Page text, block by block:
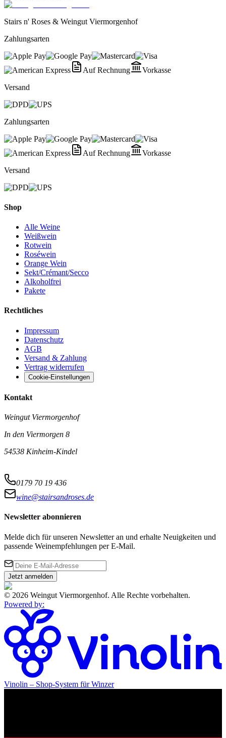
Stairs n' Roses & Weingut Viermorgenhof
Zahlungsarten
Auf Rechnung
Vorkasse
Versand
Zahlungsarten
Auf Rechnung
Vorkasse
Versand
Shop
Alle Weine
Weißwein
Rotwein
Roséwein
Orange Wein
Sekt/Crémant/Secco
Alkoholfrei
Pakete
Rechtliches
Impressum
Datenschutz
AGB
Versand & Zahlung
Vertrag widerrufen
Cookie-Einstellungen
Kontakt
Weingut Viermorgenhof
In den Viermorgen 8
54538 Kinheim-Kindel
0179 70 19 436
wine@stairsandroses.de
Newsletter abonnieren
Melde dich für unseren Newsletter an und erhalte Neuigkeiten und
passende Weinempfehlungen per E-Mail.
Jetzt anmelden
© 2026 Weingut Viermorgenhof. Alle Rechte vorbehalten.
Powered by:
Vinolin – Shop-System für Winzer